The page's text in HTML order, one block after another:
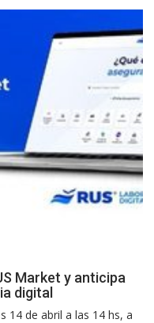
Market y anticipa
digital
14 de abril a las 14 hs, a